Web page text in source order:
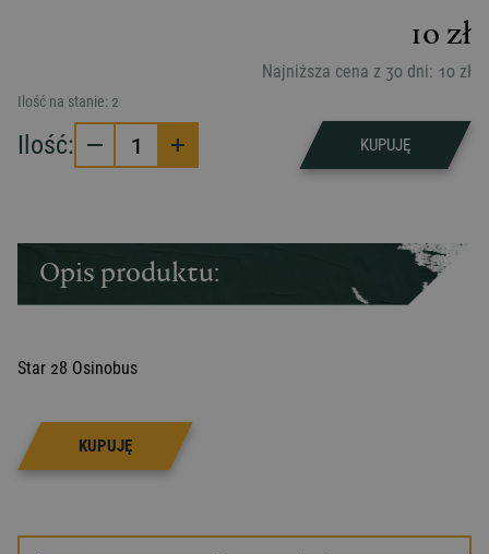
10 zł
Najniższa cena z 30 dni: 10 zł
Ilość: 1
Ilość na stanie: 2
KUPUJĘ
Opis produktu:
Star 28 Osinobus
KUPUJĘ